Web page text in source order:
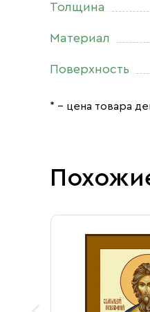
Толщина
Материал
Поверхность
* – цена товара